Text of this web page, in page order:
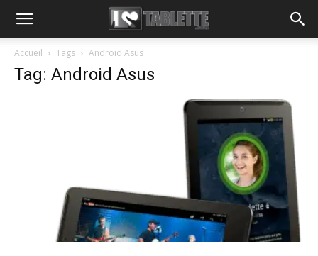
Accueil Tags Android Asus
Tag: Android Asus